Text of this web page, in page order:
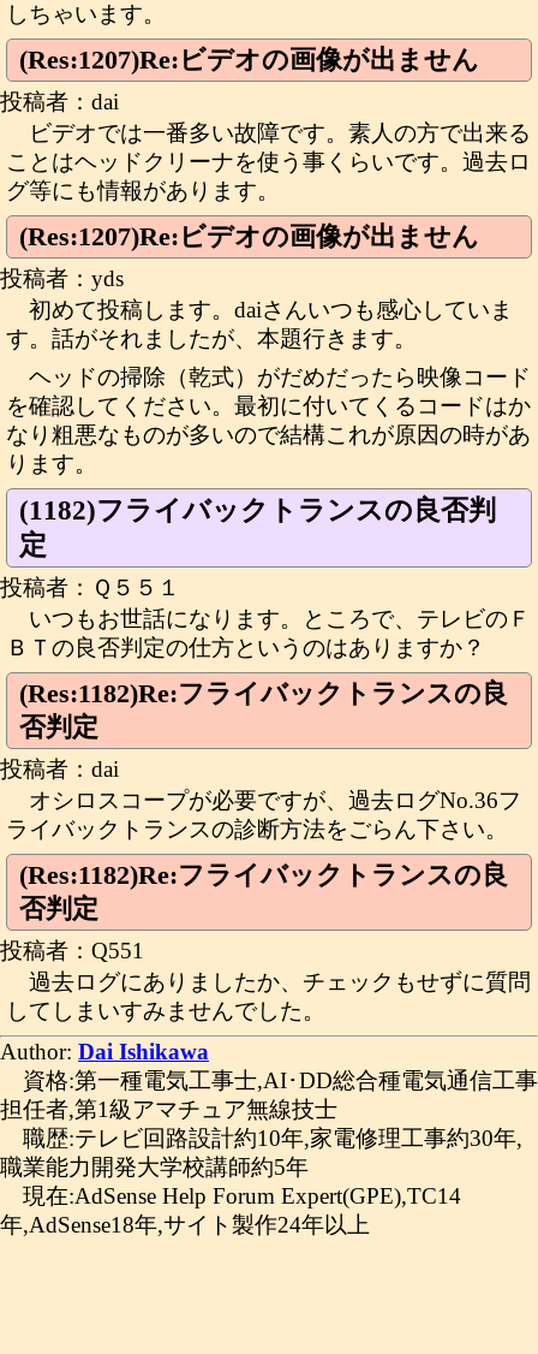
しちゃいます。
(Res:1207)Re:ビデオの画像が出ません
投稿者：dai
ビデオでは一番多い故障です。素人の方で出来る
ことはヘッドクリーナを使う事くらいです。過去ロ
グ等にも情報があります。
(Res:1207)Re:ビデオの画像が出ません
投稿者：yds
初めて投稿します。daiさんいつも感心していま
す。話がそれましたが、本題行きます。
ヘッドの掃除（乾式）がだめだったら映像コード
を確認してください。最初に付いてくるコードはか
なり粗悪なものが多いので結構これが原因の時があ
ります。
(1182)フライバックトランスの良否判
定
投稿者：Ｑ５５１
いつもお世話になります。ところで、テレビのＦ
ＢＴの良否判定の仕方というのはありますか？
(Res:1182)Re:フライバックトランスの良
否判定
投稿者：dai
オシロスコープが必要ですが、過去ログNo.36フ
ライバックトランスの診断方法をごらん下さい。
(Res:1182)Re:フライバックトランスの良
否判定
投稿者：Q551
過去ログにありましたか、チェックもせずに質問
してしまいすみませんでした。
Author: Dai Ishikawa
資格:第一種電気工事士,AI･DD総合種電気通信工事
担任者,第1級アマチュア無線技士
職歴:テレビ回路設計約10年,家電修理工事約30年,
職業能力開発大学校講師約5年
現在:AdSense Help Forum Expert(GPE),TC14
年,AdSense18年,サイト製作24年以上